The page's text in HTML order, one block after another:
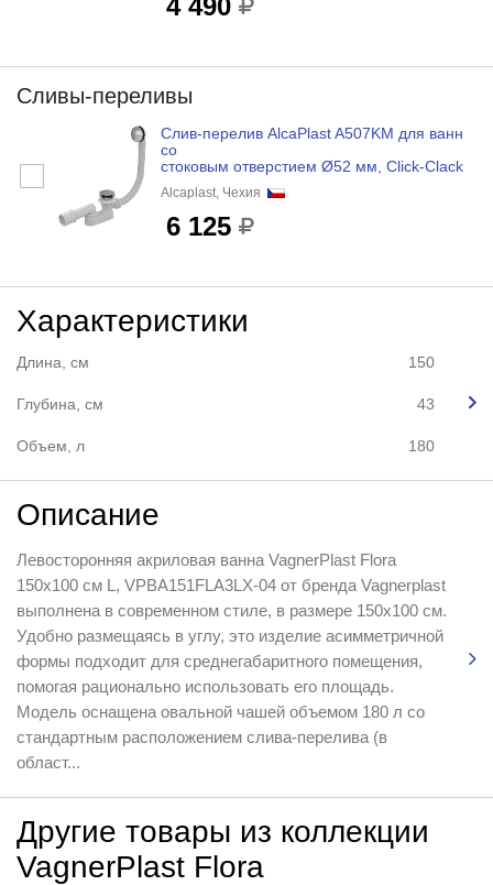
4 490
Сливы-переливы
Слив-перелив AlcaPlast A507KM для ванн
со
стоковым отверстием Ø52 мм, Click-Clack
Alcaplast, Чехия
6 125
Характеристики
Длина, см 150
Глубина, см 43
Объем, л 180
Описание
Левосторонняя акриловая ванна VagnerPlast Flora
150x100 см L, VPBA151FLA3LX-04 от бренда Vagnerplast
выполнена в современном стиле, в размере 150х100 см.
Удобно размещаясь в углу, это изделие асимметричной
формы подходит для среднегабаритного помещения,
помогая рационально использовать его площадь.
Модель оснащена овальной чашей объемом 180 л со
стандартным расположением слива-перелива (в
област...
Другие товары из коллекции
VagnerPlast Flora